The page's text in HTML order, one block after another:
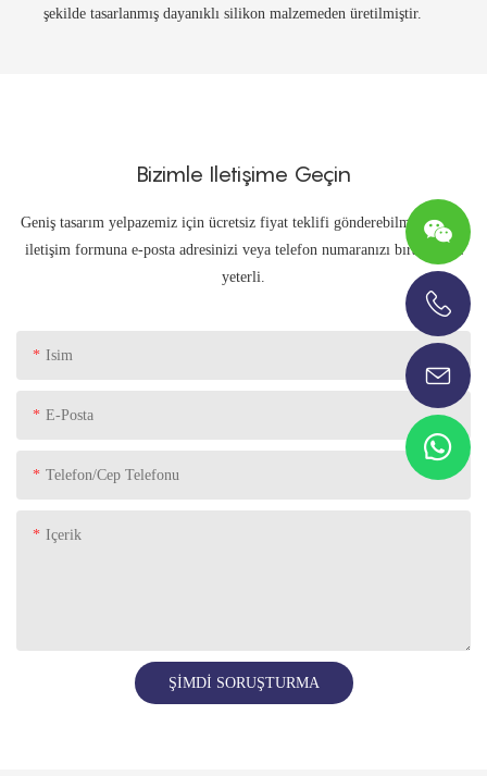
şekilde tasarlanmış dayanıklı silikon malzemeden üretilmiştir.
Bizimle Iletişime Geçin
Geniş tasarım yelpazemiz için ücretsiz fiyat teklifi gönderebilmemiz için
iletişim formuna e-posta adresinizi veya telefon numaranızı bırakmanız
yeterli.
Isim
E-Posta
Telefon/Cep Telefonu
Içerik
ŞIMDI SORUŞTURMA